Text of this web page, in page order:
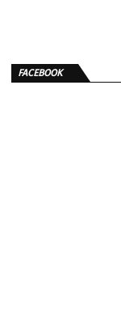
FACEBOOK